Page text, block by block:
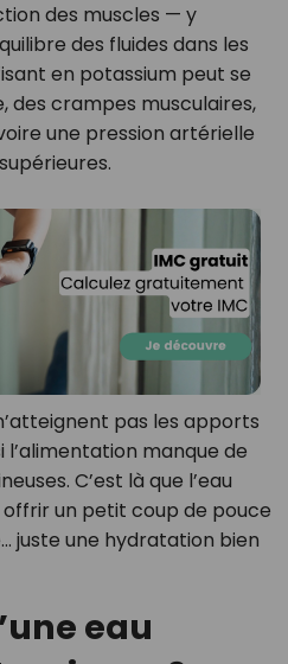
des muscles — y
des fluides dans les
en potassium peut se
des crampes musculaires,
une pression artérielle
pas les apports
manque de
C’est là que l’eau
un petit coup de pouce
juste une hydratation bien
eau